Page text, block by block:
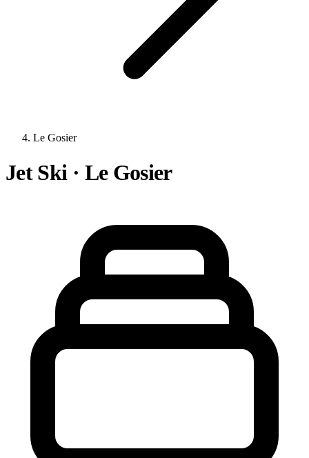
Le Gosier
Jet Ski · Le Gosier